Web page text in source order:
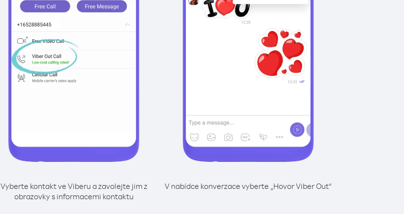
Vyberte kontakt ve Viberu a zavolejte jim z
obrazovky s informacemi kontaktu
V nabídce konverzace vyberte „Hovor Viber Out“